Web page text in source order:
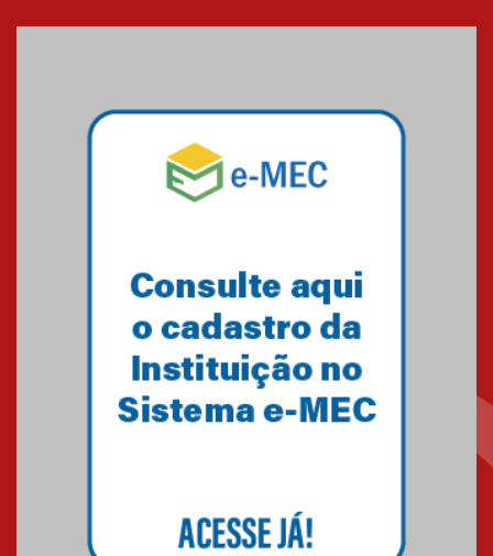
Como os pais podem investir
na educação dos filhos além da
escola
XIII Fórum de Aprendizagem
Transformadora reúne
docentes para debater
inovação e desafios da
educação superior
obra sobre ética e arquitetura
contemporânea
04.08.2026